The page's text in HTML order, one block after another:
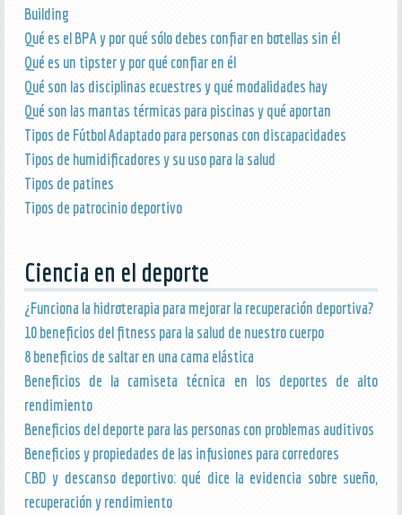
Building
Qué es el BPA y por qué sólo debes confiar en botellas sin él
Qué es un tipster y por qué confiar en él
Qué son las disciplinas ecuestres y qué modalidades hay
Qué son las mantas térmicas para piscinas y qué aportan
Tipos de Fútbol Adaptado para personas con discapacidades
Tipos de humidificadores y su uso para la salud
Tipos de patines
Tipos de patrocinio deportivo
Ciencia en el deporte
¿Funciona la hidroterapia para mejorar la recuperación deportiva?
10 beneficios del fitness para la salud de nuestro cuerpo
8 beneficios de saltar en una cama elástica
Beneficios de la camiseta técnica en los deportes de alto
rendimiento
Beneficios del deporte para las personas con problemas auditivos
Beneficios y propiedades de las infusiones para corredores
CBD y descanso deportivo: qué dice la evidencia sobre sueño,
recuperación y rendimiento